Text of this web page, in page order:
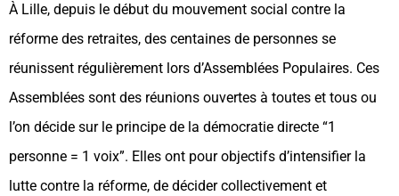
À Lille, depuis le début du mouvement social contre la
réforme des retraites, des centaines de personnes se
réunissent régulièrement lors d’Assemblées Populaires. Ces
Assemblées sont des réunions ouvertes à toutes et tous ou
l’on décide sur le principe de la démocratie directe “1
personne = 1 voix”. Elles ont pour objectifs d’intensifier la
lutte contre la réforme, de décider collectivement et